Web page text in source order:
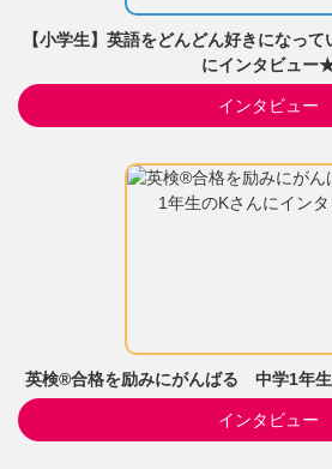
【小学生】英語をどんどん好きになっ
にインタビュー
インタビュー
英検®合格を励みにがんばる 中学1年
インタビュー